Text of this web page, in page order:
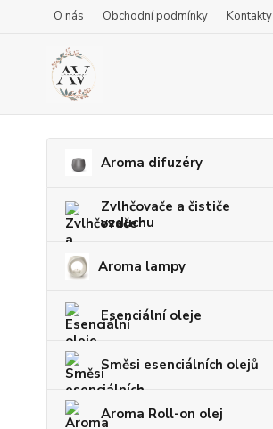
O nás Obchodní podmínky Kontakty
Aroma difuzéry
Zvlhčovače a čističe
vzduchu
Aroma lampy
Esenciální oleje
Směsi esenciálních olejů
Aroma Roll-on olej